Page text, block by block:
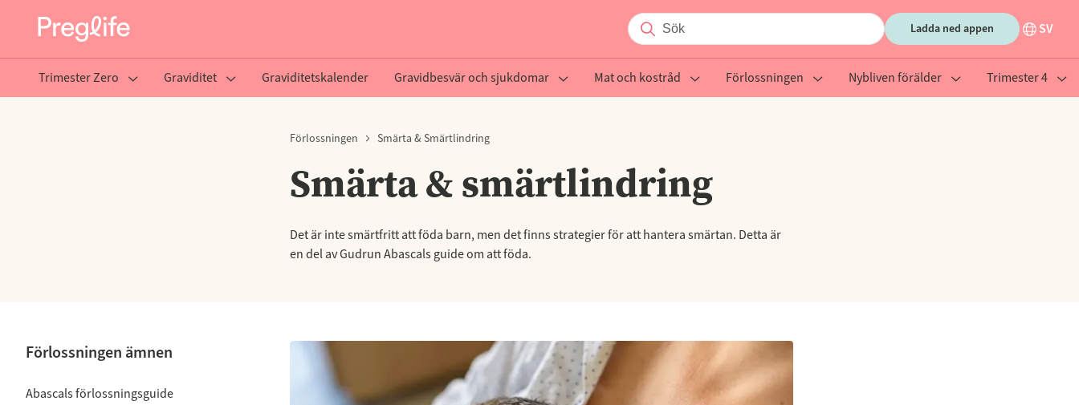
Ladda ned appen SV
Trimester Zero Graviditet Graviditetskalender Gravidbesvär och sjukdomar Mat och kostråd Förlossningen Nybliven förälder Trimester 4
Förlossningen Smärta & Smärtlindring
Smärta & smärtlindring
Det är inte smärtfritt att föda barn, men det finns strategier för att hantera smärtan. Detta är
en del av Gudrun Abascals guide om att föda.
Förlossningen ämnen
Abascals förlossningsguide